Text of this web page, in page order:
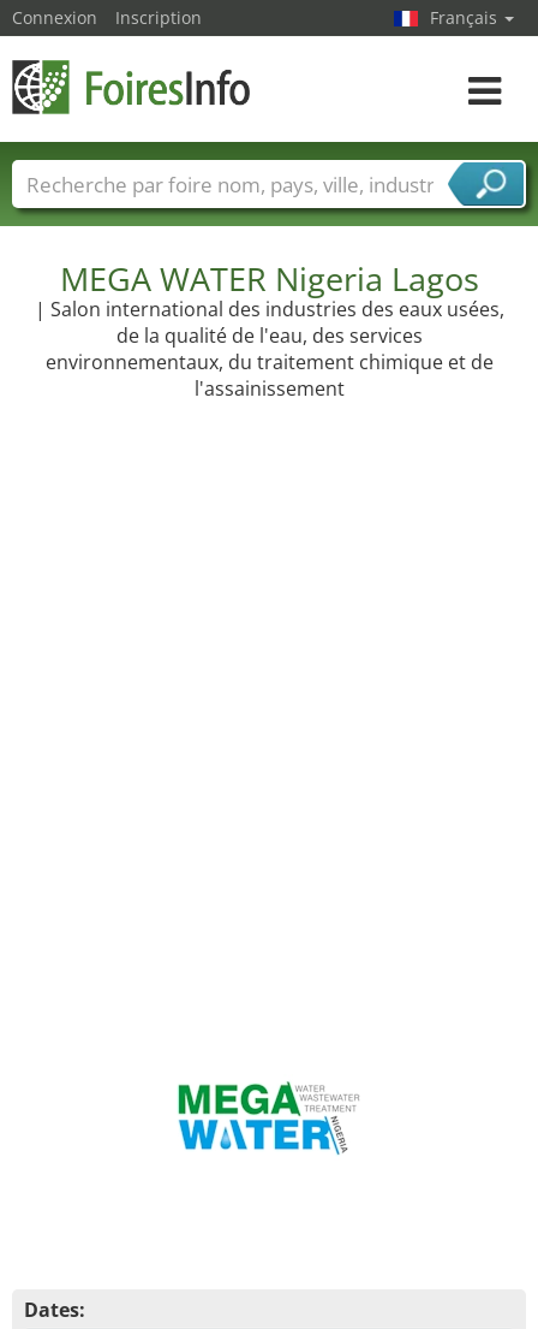
MEGA WATER Nigeria Lagos
| Salon international des industries des eaux usées,
de la qualité de l'eau, des services
environnementaux, du traitement chimique et de
l'assainissement
Dates:
Connexion Inscription Français
Toggle
Foire noms Pays Villes
Secteurs de foire